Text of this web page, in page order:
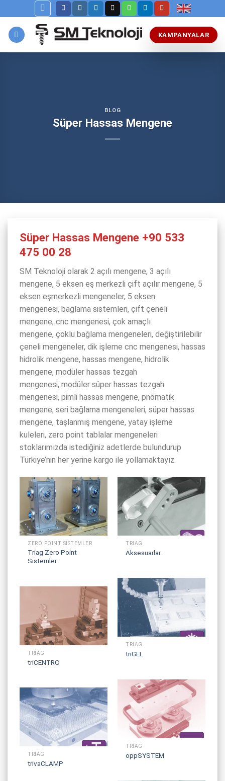
to
content
KAMPANYALAR
BLOG
Süper Hassas Mengene
Süper Hassas Mengene +90 533
475 00 28
SM Teknoloji olarak 2 açılı mengene, 3 açılı
mengene, 5 eksen eş merkezli çift açılır mengene, 5
eksen eşmerkezli mengeneler, 5 eksen
mengenesi, bağlama sistemleri, çift çeneli
mengene, cnc mengenesi, çok amaçlı
mengene, çoklu bağlama mengeneleri, değiştirilebilir
çeneli mengeneler, dik işleme cnc mengenesi, hassas
hidrolik mengene, hassas mengene, hidrolik
mengene, modüler hassas tezgah
mengenesi, modüler süper hassas tezgah
mengenesi, pimli hassas mengene, pnömatik
mengene, seri bağlama mengeneleri, süper hassas
mengene, taşlanmış mengene, yatay işleme
kuleleri, zero point tablalar mengeneleri
stoklarımızda istediğiniz adetlerde bulundurup
Türkiye’nin her yerine kargo ile yollamaktayız.
ZERO POINT SISTEMLER
Triag Zero Point
Sistemler
TRIAG
Aksesuarlar
TRIAG
triGEL
TRIAG
triCENTRO
TRIAG
oppSYSTEM
TRIAG
trivaCLAMP